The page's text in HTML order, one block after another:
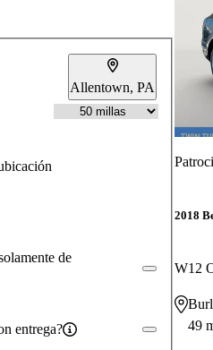
Allentown, PA
de
entrega?
2018
W12
49